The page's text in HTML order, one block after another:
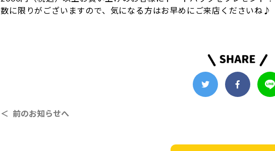
数に限りがございますので、気になる方はお早めにご来店くださいね♪
＜ 前のお知らせへ